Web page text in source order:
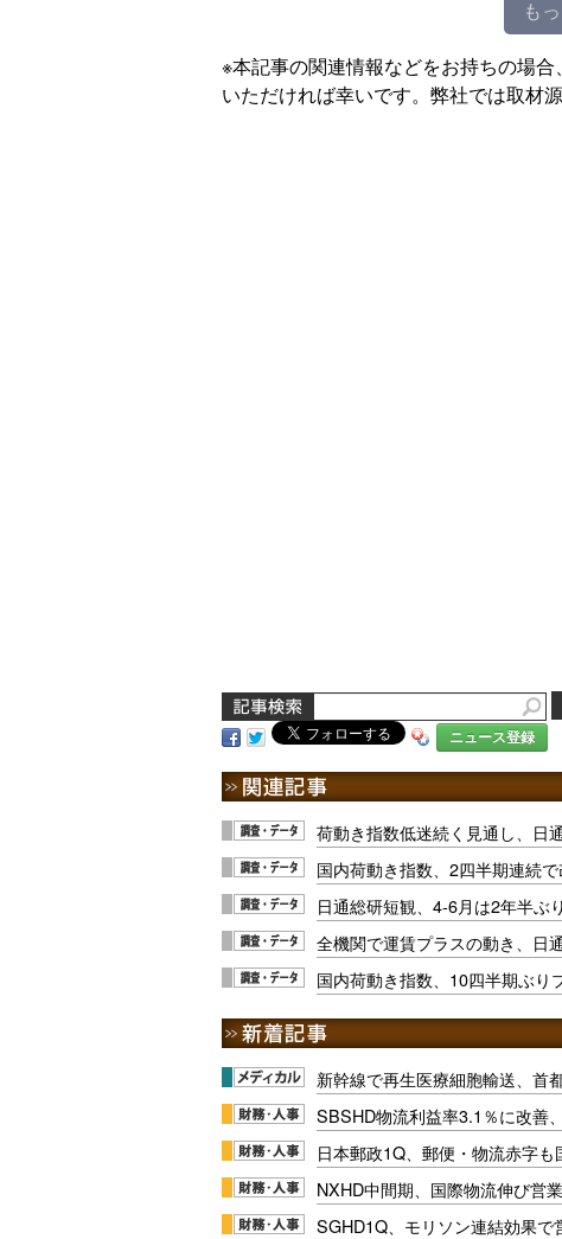
も
※本記事の関連情報などをお持ちの場
いただければ幸いです。弊社では取材
ニュース登録
荷動き指数低迷続く見通し、日
国内荷動き指数、2四半期連続
日通総研短観、4-6月は2年半ぶ
全機関で運賃プラスの動き、日
国内荷動き指数、10四半期ぶり
新幹線で再生医療細胞輸送、首
SBSHD物流利益率3.1％に改善
日本郵政1Q、郵便・物流赤字も
NXHD中間期、国際物流伸び営
SGHD1Q、モリソン連結効果で